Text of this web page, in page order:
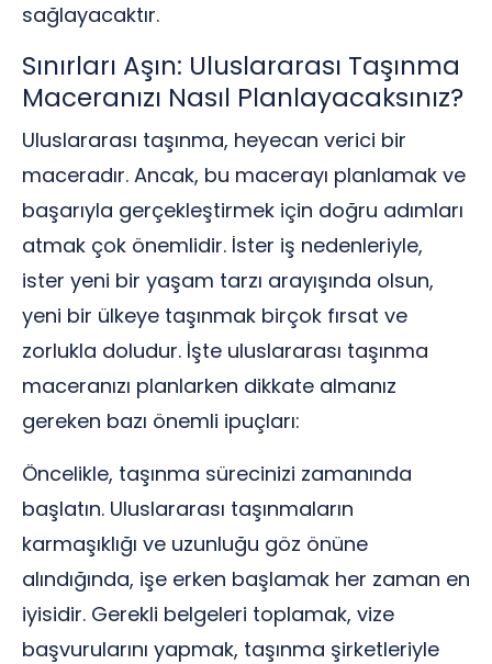
sağlayacaktır.
Sınırları Aşın: Uluslararası Taşınma
Maceranızı Nasıl Planlayacaksınız?
Uluslararası taşınma, heyecan verici bir
maceradır. Ancak, bu macerayı planlamak ve
başarıyla gerçekleştirmek için doğru adımları
atmak çok önemlidir. İster iş nedenleriyle,
ister yeni bir yaşam tarzı arayışında olsun,
yeni bir ülkeye taşınmak birçok fırsat ve
zorlukla doludur. İşte uluslararası taşınma
maceranızı planlarken dikkate almanız
gereken bazı önemli ipuçları:
Öncelikle, taşınma sürecinizi zamanında
başlatın. Uluslararası taşınmaların
karmaşıklığı ve uzunluğu göz önüne
alındığında, işe erken başlamak her zaman en
iyisidir. Gerekli belgeleri toplamak, vize
başvurularını yapmak, taşınma şirketleriyle